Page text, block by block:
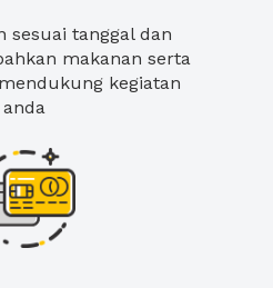
sesuai tanggal dan
makanan serta
kegiatan
anda